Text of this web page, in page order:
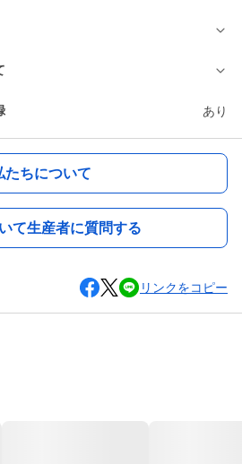
あり
たちについて
て生産者に質問する
リンクをコピー